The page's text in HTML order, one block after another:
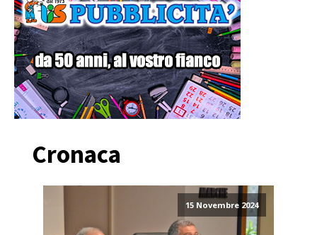
Cronaca
15 Novembre 2024